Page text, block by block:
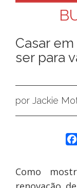
Casar
ser para
por Jackie
Como